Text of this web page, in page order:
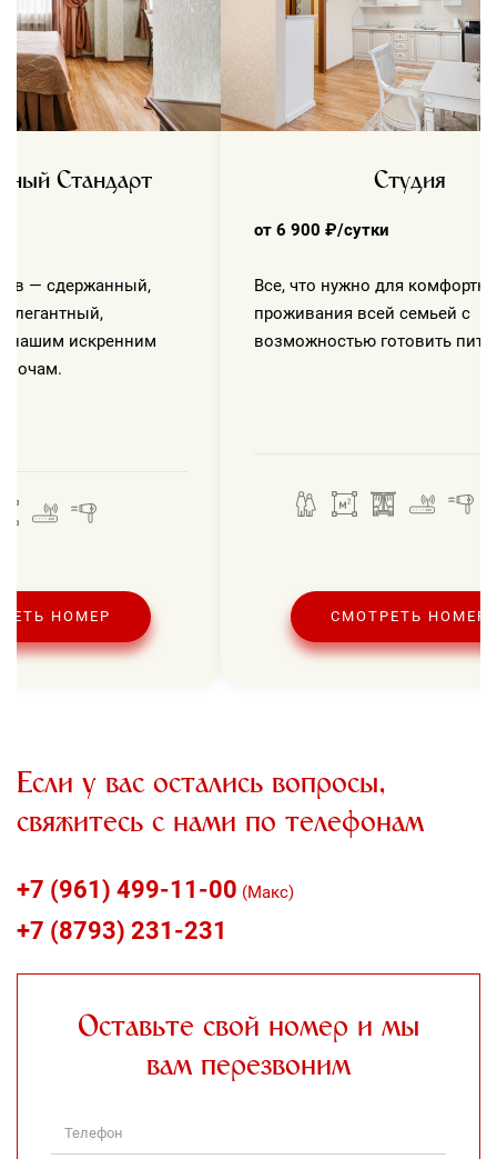
Стандарт
— сдержанный,
элегантный,
нашим искренним
НОМЕР
Студия
от 6 900 ₽/сутки
Все, что нужно для
проживания всей семьей с
возможностью готовить
СМОТРЕТЬ НОМЕР
Если у вас остались вопросы,
свяжитесь с нами по телефонам
+7 (961) 499-11-00 (Макс)
+7 (8793) 231-231
Оставьте свой номер и мы
вам перезвоним